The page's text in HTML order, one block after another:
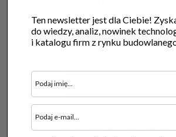
Panasonic Heating & Cooling
POWIETRZNE POMPY CIEPŁA
WLW186I AR ORAZ
Ten newsletter jest dla Ciebie!
do wiedzy, analiz, nowinek
i katalogu firm z rynku